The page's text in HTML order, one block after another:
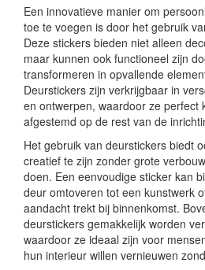
Een innovatieve manier om
toe te voegen is door het gebruik
Deze stickers bieden niet alleen
maar kunnen ook functioneel zijn
transformeren in opvallende
Deurstickers zijn verkrijgbaar in
en ontwerpen, waardoor ze perfect
afgestemd op de rest van de
Het gebruik van deurstickers biedt
creatief te zijn zonder grote
doen. Een eenvoudige sticker kan
deur omtoveren tot een kunstwerk
aandacht trekt bij binnenkomst.
deurstickers gemakkelijk worden
waardoor ze ideaal zijn voor
hun interieur willen vernieuwen